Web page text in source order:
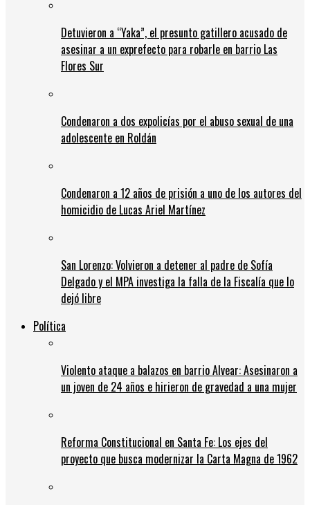
Detuvieron a “Yaka”, el presunto gatillero acusado de
asesinar a un exprefecto para robarle en barrio Las
Flores Sur
Condenaron a dos expolicías por el abuso sexual de una
adolescente en Roldán
Condenaron a 12 años de prisión a uno de los autores del
homicidio de Lucas Ariel Martínez
San Lorenzo: Volvieron a detener al padre de Sofía
Delgado y el MPA investiga la falla de la Fiscalía que lo
dejó libre
Política
Violento ataque a balazos en barrio Alvear: Asesinaron a
un joven de 24 años e hirieron de gravedad a una mujer
Reforma Constitucional en Santa Fe: Los ejes del
proyecto que busca modernizar la Carta Magna de 1962